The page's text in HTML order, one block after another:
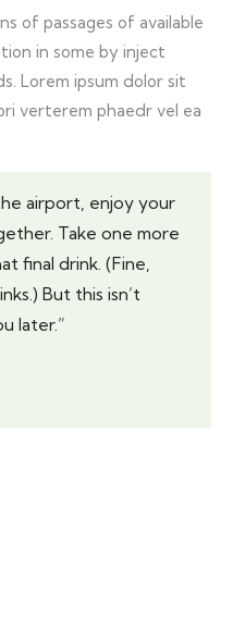
of passages of available
in some by inject
Lorem ipsum dolor sit
verterem phaedr vel ea
airport, enjoy your
Take one more
final drink. (Fine,
But this isn’t
later.”